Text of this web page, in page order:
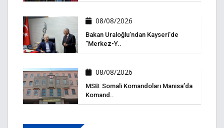
08/08/2026
Bakan Uraloğlu’ndan Kayseri’de
“Merkez-Y..
08/08/2026
MSB: Somali Komandoları Manisa’da
Komand..